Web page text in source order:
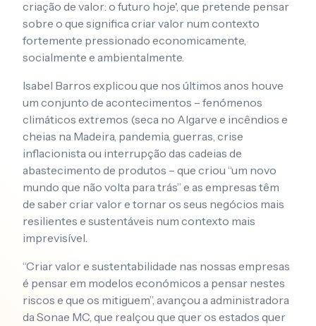
criação de valor: o futuro hoje', que pretende pensar
sobre o que significa criar valor num contexto
fortemente pressionado economicamente,
socialmente e ambientalmente.
Isabel Barros explicou que nos últimos anos houve
um conjunto de acontecimentos – fenómenos
climáticos extremos (seca no Algarve e incêndios e
cheias na Madeira, pandemia, guerras, crise
inflacionista ou interrupção das cadeias de
abastecimento de produtos – que criou “um novo
mundo que não volta para trás” e as empresas têm
de saber criar valor e tornar os seus negócios mais
resilientes e sustentáveis num contexto mais
imprevisível.
“Criar valor e sustentabilidade nas nossas empresas
é pensar em modelos económicos a pensar nestes
riscos e que os mitiguem”, avançou a administradora
da Sonae MC, que realçou que quer os estados quer